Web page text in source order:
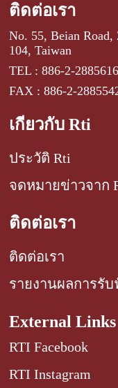
ติดต่อเรา
No. 55, Beian
104, Taiwan
TEL : 886-2-
FAX : 886-2-
เกี่ยวกับ Rti
ประวัติ Rti
จดหมายข่าวจาก
ติดต่อเรา
ติดต่อเรา
รายงานผลการรั
External Links
RTI Facebook
RTI Instagram